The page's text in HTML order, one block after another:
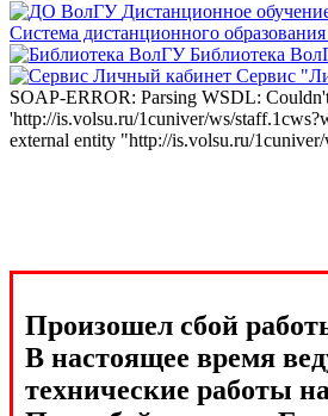
Дистанционное
Система дистанционного
Библиотека
Сервис
SOAP-ERROR: Parsing WSDL:
'http://is.volsu.ru/1cuniver/ws/
external entity "http://is.volsu.ru/
Произошел сбой
В настоящее время
технические работы